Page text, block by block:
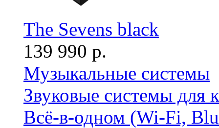
The Sevens black
139 990 р.
Музыкальные системы
Звуковые системы для
Всё-в-одном (Wi-Fi,